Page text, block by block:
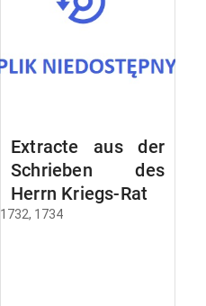
Extracte aus der
Schrieben des
Herrn Kriegs-Rats
1732, 1734